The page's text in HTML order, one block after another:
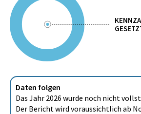
Daten folgen
Das Jahr 2026 wurde noch nicht
Der Bericht wird voraussichtlich ab